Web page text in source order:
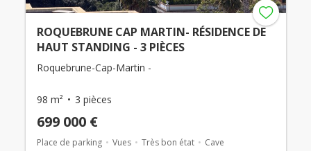
ROQUEBRUNE CAP MARTIN- RÉSIDENCE DE
HAUT STANDING - 3 PIÈCES
Roquebrune-Cap-Martin -
98 m² 3 pièces
699 000 €
Place de parking Vues Très bon état Cave